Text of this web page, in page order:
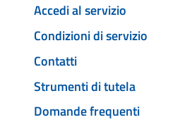
Accedi al servizio
Condizioni di servizio
Contatti
Strumenti di tutela
Domande frequenti